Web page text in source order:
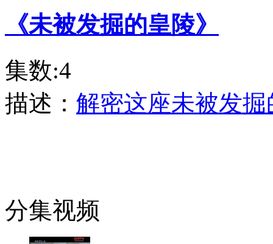
《未被发掘的皇陵》
集数:4
描述： 解密这座未被发掘
分集视频